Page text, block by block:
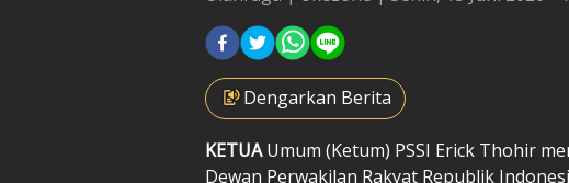
Dengarkan Berita
KETUAUmum (Ketum) PSSI Erick Thohir
Dewan Perwakilan Rakyat Republik